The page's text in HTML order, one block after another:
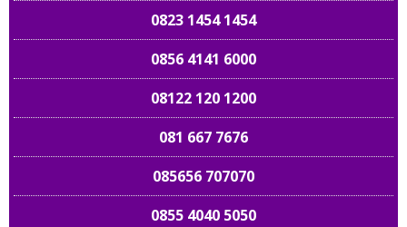
0823 1454 1454
0856 4141 6000
08122 120 1200
081 667 7676
085656 707070
0855 4040 5050